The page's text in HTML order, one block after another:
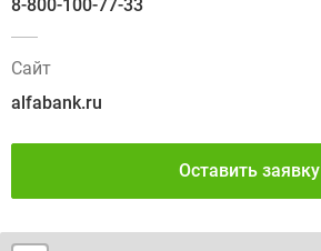
8-800-100-77-33
Сайт
alfabank.ru
Оставить заявку